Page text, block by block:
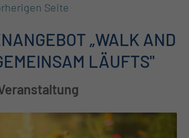
Seite
„WALK AND
LÄUFTS"